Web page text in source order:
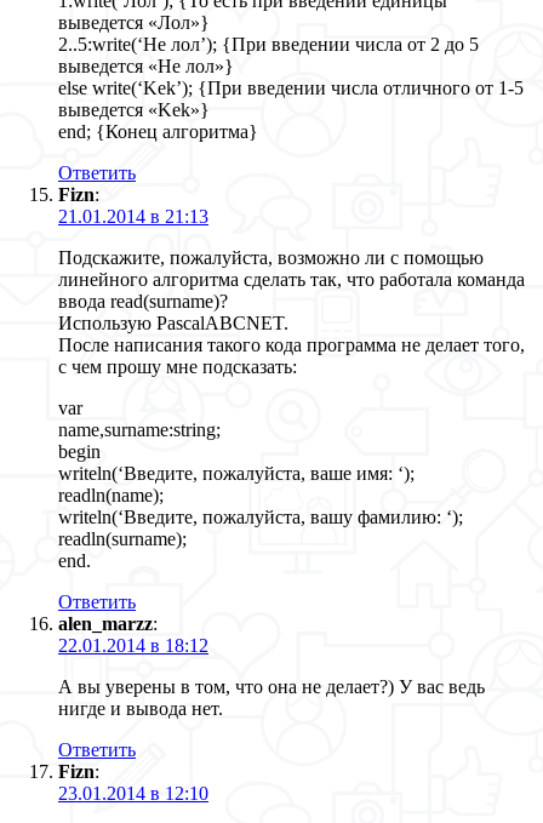
выведется «Лол»}
2..5:write(‘Не лол’); {При введении числа от 2 до 5
выведется «Не лол»}
else write(‘Kek’); {При введении числа отличного от 1-5
выведется «Kek»}
end; {Конец алгоритма}
Ответить
Fizn:
21.01.2014 в 21:13
Подскажите, пожалуйста, возможно ли с помощью
линейного алгоритма сделать так, что работала команда
ввода read(surname)?
Использую PascalABCNET.
После написания такого кода программа не делает того,
с чем прошу мне подсказать:
var
name,surname:string;
begin
writeln(‘Введите, пожалуйста, ваше имя: ‘);
readln(name);
writeln(‘Введите, пожалуйста, вашу фамилию: ‘);
readln(surname);
end.
Ответить
alen_marzz:
22.01.2014 в 18:12
А вы уверены в том, что она не делает?) У вас ведь
нигде и вывода нет.
Ответить
Fizn:
23.01.2014 в 12:10